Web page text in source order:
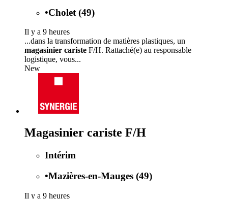
•Cholet (49)
Il y a 9 heures
...dans la transformation de matières plastiques, un
magasinier cariste F/H. Rattaché(e) au responsable
logistique, vous...
New
Magasinier cariste F/H
Intérim
•Mazières-en-Mauges (49)
Il y a 9 heures